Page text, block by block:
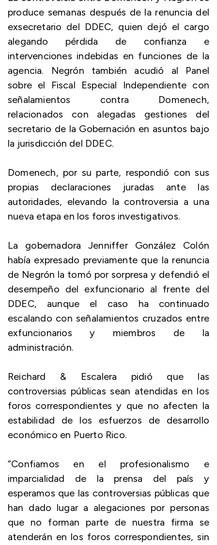
produce semanas después de la renuncia del
exsecretario del DDEC, quien dejó el cargo
alegando pérdida de confianza e
intervenciones indebidas en funciones de la
agencia. Negrón también acudió al Panel
sobre el Fiscal Especial Independiente con
señalamientos contra Domenech,
relacionados con alegadas gestiones del
secretario de la Gobernación en asuntos bajo
la jurisdicción del DDEC.
Domenech, por su parte, respondió con sus
propias declaraciones juradas ante las
autoridades, elevando la controversia a una
nueva etapa en los foros investigativos.
La gobernadora Jenniffer González Colón
había expresado previamente que la renuncia
de Negrón la tomó por sorpresa y defendió el
desempeño del exfuncionario al frente del
DDEC, aunque el caso ha continuado
escalando con señalamientos cruzados entre
exfuncionarios y miembros de la
administración.
Reichard & Escalera pidió que las
controversias públicas sean atendidas en los
foros correspondientes y que no afecten la
estabilidad de los esfuerzos de desarrollo
económico en Puerto Rico.
“Confiamos en el profesionalismo e
imparcialidad de la prensa del país y
esperamos que las controversias públicas que
han dado lugar a alegaciones por personas
que no forman parte de nuestra firma se
atenderán en los foros correspondientes, sin